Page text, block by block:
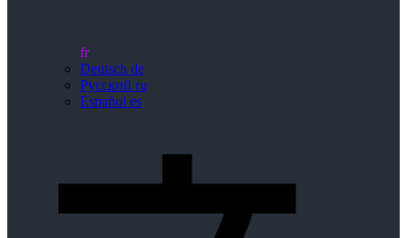
fr
Deutsch de
Русский ru
Español es